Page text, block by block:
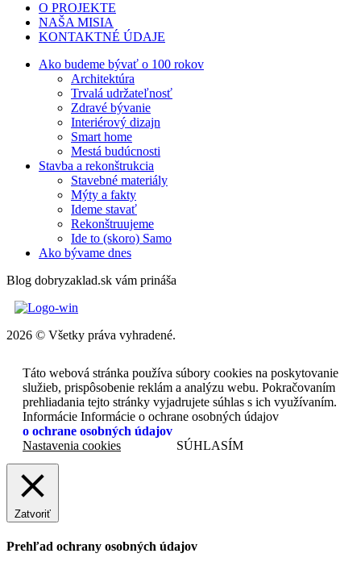
O PROJEKTE
NAŠA MISIA
KONTAKTNÉ ÚDAJE
Ako budeme bývať o 100 rokov
Architektúra
Trvalá udržateľnosť
Zdravé bývanie
Interiérový dizajn
Smart home
Mestá budúcnosti
Stavba a rekonštrukcia
Stavebné materiály
Mýty a fakty
Ideme stavať
Rekonštruujeme
Ide to (skoro) Samo
Ako bývame dnes
Blog dobryzaklad.sk vám prináša
2026 © Všetky práva vyhradené.
Táto webová stránka používa súbory cookies na poskytovanie
služieb, prispôsobenie reklám a analýzu webu. Pokračovaním
prehliadania tejto stránky vyjadrujete súhlas s ich využívaním.
Informácie Informácie o ochrane osobných údajov
o ochrane osobných údajov
Nastavenia cookies
SÚHLASÍM
Zatvoriť
Prehľad ochrany osobných údajov